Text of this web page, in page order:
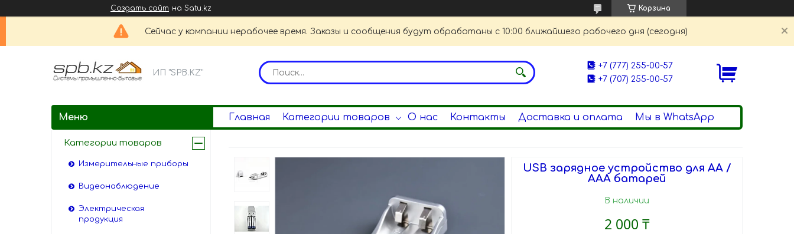
Создать сайт на Satu.kz Корзина
Сейчас у компании нерабочее время. Заказы и сообщения будут обработаны с 10:00 ближайшего рабочего дня (сегодня)
ИП "SPB.KZ"
+7 (777) 255-00-57
+7 (707) 255-00-57
Главная Категории товаров О нас Контакты Доставка и оплата Мы в WhatsApp
USB зарядное устройство для AA /
AAA батарей
В наличии
2 000 ₸
Категории товаров
Измерительные приборы
Видеонаблюдение
Электрическая
продукция